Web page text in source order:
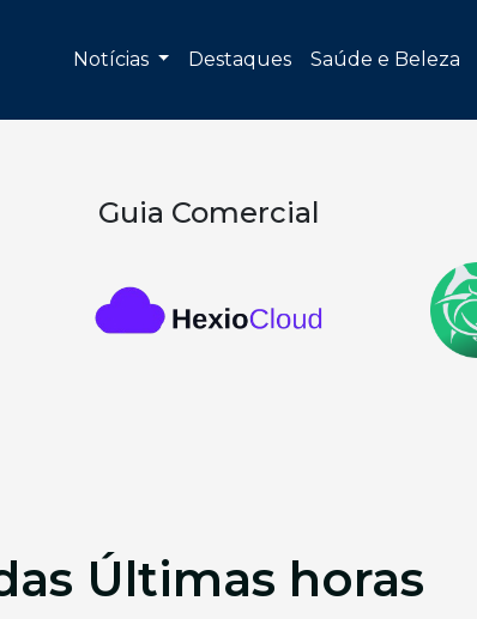
Notícias Destaques Saúde e Beleza
Guia Comercial
Últimas horas